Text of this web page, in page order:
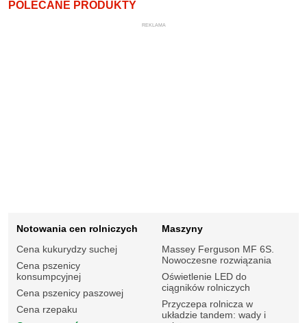
POLECANE PRODUKTY
REKLAMA
Notowania cen rolniczych
Cena kukurydzy suchej
Cena pszenicy
konsumpcyjnej
Cena pszenicy paszowej
Cena rzepaku
Maszyny
Massey Ferguson MF 6S.
Nowoczesne rozwiązania
Oświetlenie LED do
ciągników rolniczych
Przyczepa rolnicza w
układzie tandem: wady i